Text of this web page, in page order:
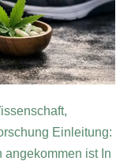
Einleitung:
angekommen ist In